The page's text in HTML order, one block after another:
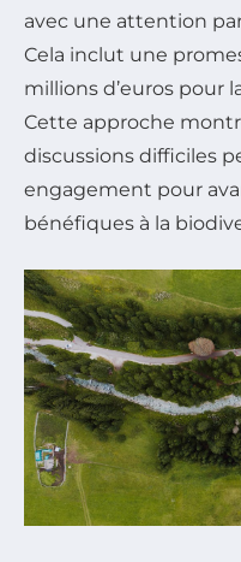
avec une attention
Cela inclut une
millions d’euros pour
Cette approche
discussions difficiles
engagement pour
bénéfiques à la